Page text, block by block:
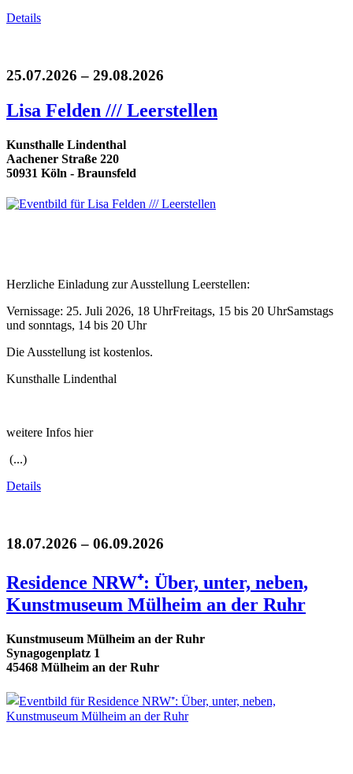
Details
25.07.2026 – 29.08.2026
Lisa Felden /// Leerstellen
Kunsthalle Lindenthal
Aachener Straße 220
50931 Köln - Braunsfeld
Herzliche Einladung zur Ausstellung Leerstellen:
Vernissage: 25. Juli 2026, 18 UhrFreitags, 15 bis 20 UhrSamstags
und sonntags, 14 bis 20 Uhr
Die Ausstellung ist kostenlos.
Kunsthalle Lindenthal
weitere Infos hier
(...)
Details
18.07.2026 – 06.09.2026
Residence NRW⁺: Über, unter, neben,
Kunstmuseum Mülheim an der Ruhr
Kunstmuseum Mülheim an der Ruhr
Synagogenplatz 1
45468 Mülheim an der Ruhr